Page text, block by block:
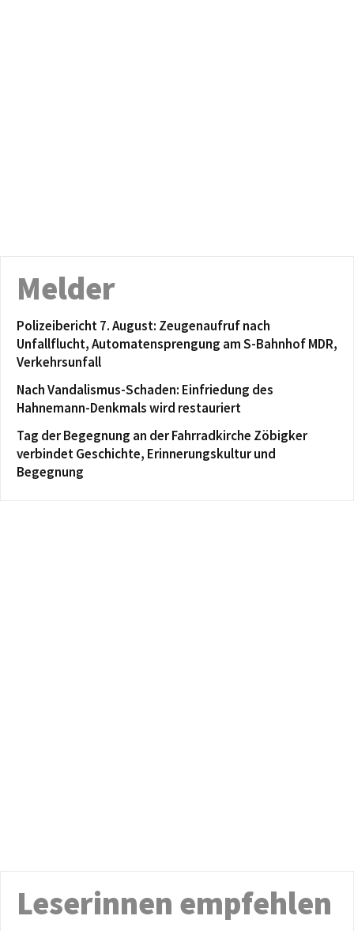
Melder
Polizeibericht 7. August: Zeugenaufruf nach
Unfallflucht, Automatensprengung am S-Bahnhof MDR,
Verkehrsunfall
Nach Vandalismus-Schaden: Einfriedung des
Hahnemann-Denkmals wird restauriert
Tag der Begegnung an der Fahrradkirche Zöbigker
verbindet Geschichte, Erinnerungskultur und
Begegnung
Leserinnen empfehlen